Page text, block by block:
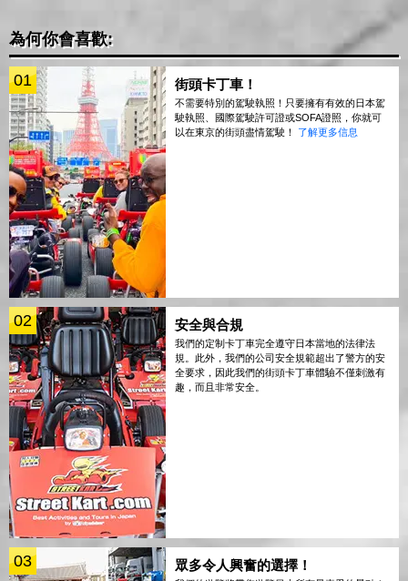
為何你會喜歡:
01 街頭卡丁車！
不需要特別的駕駛執照！只要擁有有效的日本駕
駛執照、國際駕駛許可證或SOFA證照，你就可
以在東京的街頭盡情駕駛！ 了解更多信息
02 安全與合規
我們的定制卡丁車完全遵守日本當地的法律法
規。此外，我們的公司安全規範超出了警方的安
全要求，因此我們的街頭卡丁車體驗不僅刺激有
趣，而且非常安全。
03 眾多令人興奮的選擇！